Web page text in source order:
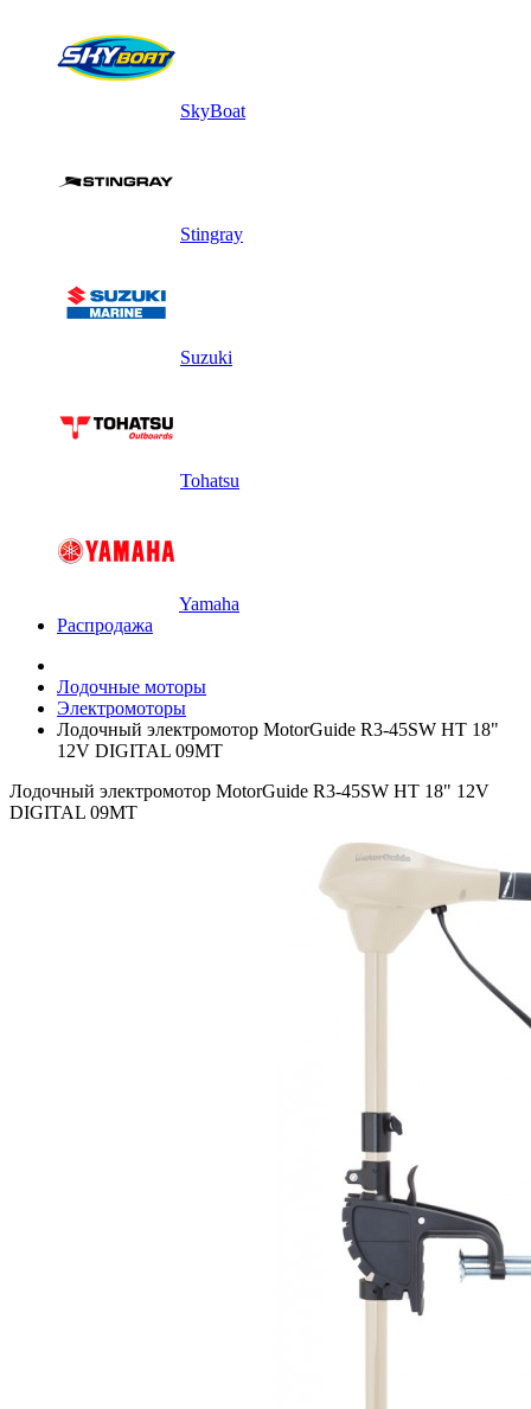
SkyBoat
Stingray
Suzuki
Tohatsu
Yamaha
Распродажа
Лодочные моторы
Электромоторы
Лодочный электромотор MotorGuide R3-45SW HT 18"
12V DIGITAL 09MT
Лодочный электромотор MotorGuide R3-45SW HT 18" 12V
DIGITAL 09MT